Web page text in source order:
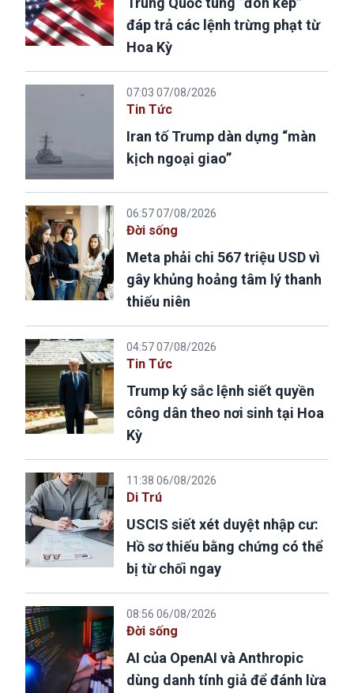
đáp trả các lệnh trừng phạt từ
Hoa Kỳ
07:03 07/08/2026
Tin Tức
Iran tố Trump dàn dựng “màn
kịch ngoại giao”
06:57 07/08/2026
Đời sống
Meta phải chi 567 triệu USD vì
gây khủng hoảng tâm lý thanh
thiếu niên
04:57 07/08/2026
Tin Tức
Trump ký sắc lệnh siết quyền
công dân theo nơi sinh tại Hoa
Kỳ
11:38 06/08/2026
Di Trú
USCIS siết xét duyệt nhập cư:
Hồ sơ thiếu bằng chứng có thể
bị từ chối ngay
08:56 06/08/2026
Đời sống
AI của OpenAI và Anthropic
dùng danh tính giả để đánh lừa